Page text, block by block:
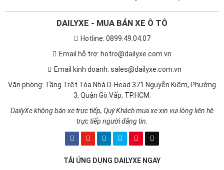
DAILYXE - MUA BÁN XE Ô TÔ
Hotline: 0899.49.04.07
Email hỗ trợ: hotro@dailyxe.com.vn
Email kinh doanh: sales@dailyxe.com.vn
Văn phòng: Tầng Trệt Tòa Nhà D-Head 371 Nguyễn Kiệm, Phường
3, Quận Gò Vấp, TP.HCM.
DailyXe không bán xe trực tiếp, Quý Khách mua xe xin vui lòng liên hệ
trực tiếp người đăng tin.
TẢI ỨNG DỤNG DAILYXE NGAY